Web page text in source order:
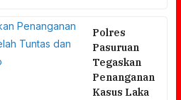
Polres
Pasuruan
Tegaskan
Penanganan
Kasus Laka